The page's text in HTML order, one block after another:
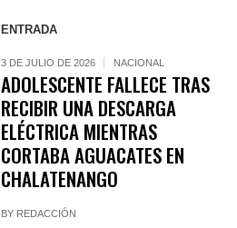
ENTRADA
3 DE JULIO DE 2026 NACIONAL
ADOLESCENTE FALLECE TRAS
RECIBIR UNA DESCARGA
ELÉCTRICA MIENTRAS
CORTABA AGUACATES EN
CHALATENANGO
BY REDACCIÓN